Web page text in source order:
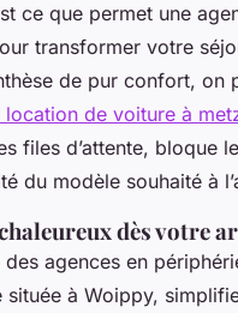
ce que permet une
transformer votre
de pur confort, on
location de voiture à
files d’attente, bloque
du modèle souhaité à
dès votre
agences en
située à Woippy,